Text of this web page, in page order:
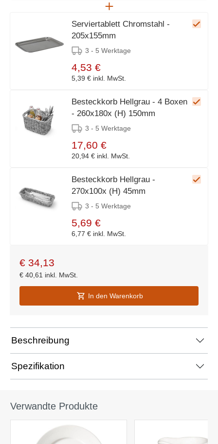
Serviertablett Chromstahl -
205x155mm
3 - 5 Werktage
4,53 €
5,39 € inkl. MwSt.
Besteckkorb Hellgrau - 4 Boxen
- 260x180x (H) 150mm
3 - 5 Werktage
17,60 €
20,94 € inkl. MwSt.
Besteckkorb Hellgrau -
270x100x (H) 45mm
3 - 5 Werktage
5,69 €
6,77 € inkl. MwSt.
€ 34,13
€ 40,61 inkl. MwSt.
In den Warenkorb
Beschreibung
Spezifikation
Verwandte Produkte